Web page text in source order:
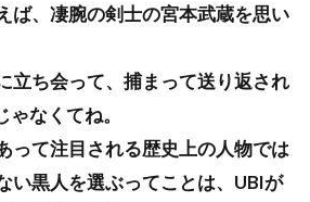
ば、凄腕の剣士の宮本武蔵を思い
立ち会って、捕まって送り返され
ゃなくてね。
って注目される歴史上の人物では
い黒人を選ぶってことは、UBIが